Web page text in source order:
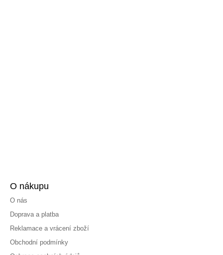
O nákupu
O nás
Doprava a platba
Reklamace a vrácení zboží
Obchodní podmínky